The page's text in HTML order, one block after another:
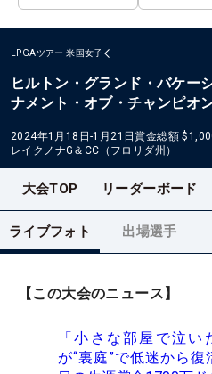
LPGAツアー 米国女子
ヒルトン・グランド・バケー
ナメント・オブ・チャンピオ
2024年1月18日-1月21日賞金総額
レイクノナG＆CC（フロリダ州）
大会TOP リーダーボード
ライブフォト 出場選手
【この大会のニュース】
「小さな部屋で泣
が“裏庭”で低迷から